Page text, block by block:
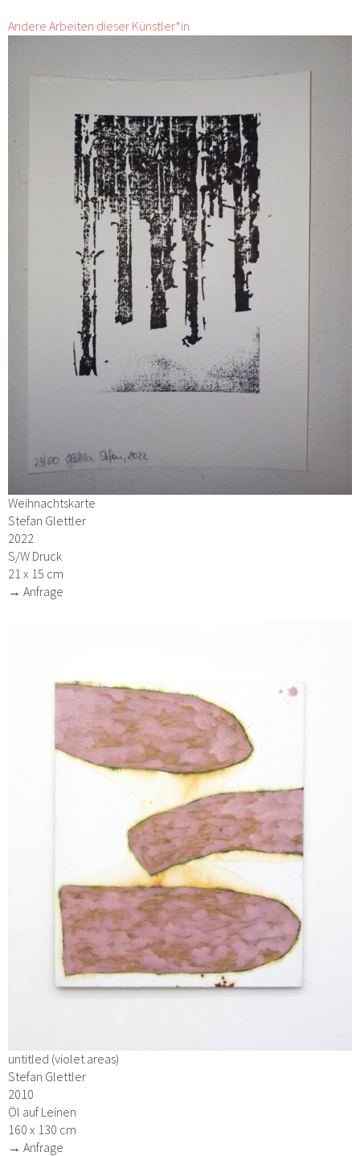
Andere Arbeiten dieser Künstler*in
Weihnachtskarte
Stefan Glettler
2022
S/W Druck
21 x 15 cm
→ Anfrage
untitled (violet areas)
Stefan Glettler
2010
Öl auf Leinen
160 x 130 cm
→ Anfrage